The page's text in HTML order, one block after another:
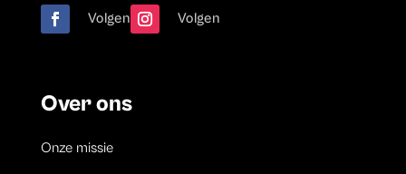
Volgen Volgen
Over ons
Onze missie